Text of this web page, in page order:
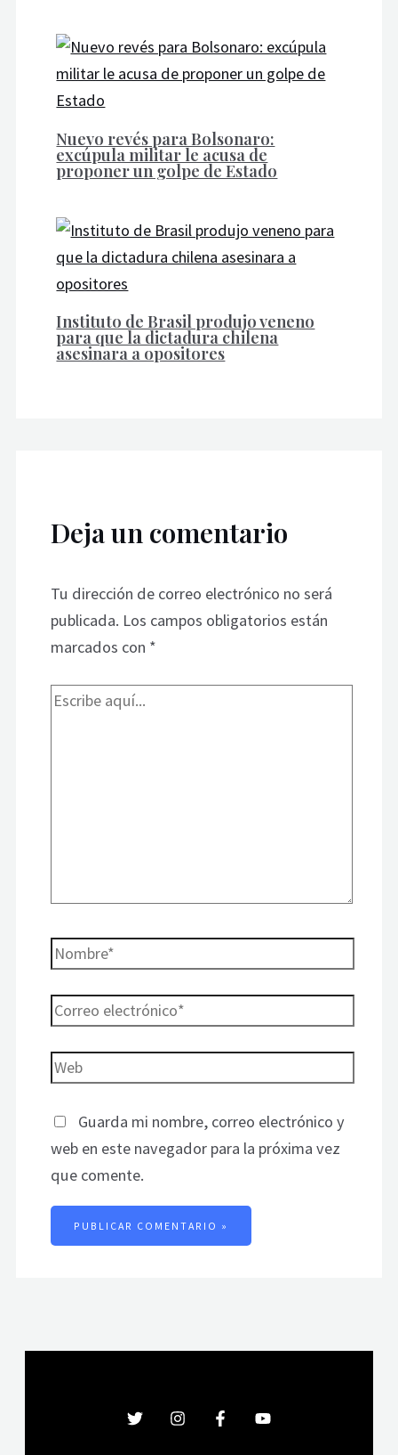
Nuevo revés para Bolsonaro:
excúpula militar le acusa de
proponer un golpe de Estado
Instituto de Brasil produjo veneno
para que la dictadura chilena
asesinara a opositores
Deja un comentario
Tu dirección de correo electrónico no será
publicada. Los campos obligatorios están
marcados con *
Guarda mi nombre, correo electrónico y
web en este navegador para la próxima vez
que comente.